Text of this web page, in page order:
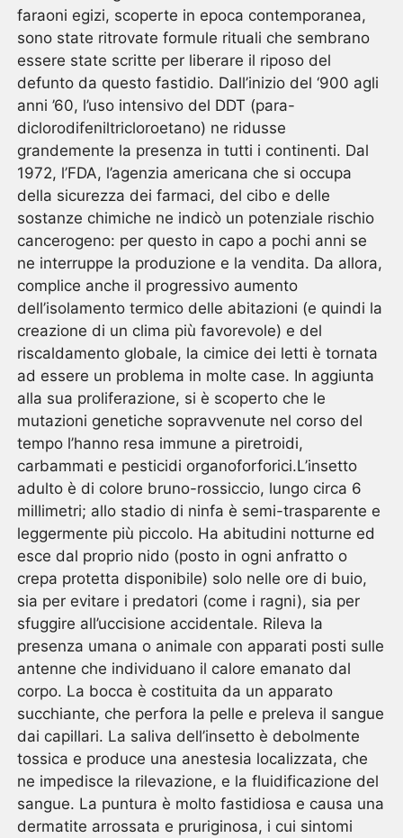
faraoni egizi, scoperte in epoca contemporanea,
sono state ritrovate formule rituali che sembrano
essere state scritte per liberare il riposo del
defunto da questo fastidio. Dall’inizio del ‘900 agli
anni ’60, l’uso intensivo del DDT (para-
diclorodifeniltricloroetano) ne ridusse
grandemente la presenza in tutti i continenti. Dal
1972, l’FDA, l’agenzia americana che si occupa
della sicurezza dei farmaci, del cibo e delle
sostanze chimiche ne indicò un potenziale rischio
cancerogeno: per questo in capo a pochi anni se
ne interruppe la produzione e la vendita. Da allora,
complice anche il progressivo aumento
dell’isolamento termico delle abitazioni (e quindi la
creazione di un clima più favorevole) e del
riscaldamento globale, la cimice dei letti è tornata
ad essere un problema in molte case. In aggiunta
alla sua proliferazione, si è scoperto che le
mutazioni genetiche sopravvenute nel corso del
tempo l’hanno resa immune a piretroidi,
carbammati e pesticidi organoforforici.L’insetto
adulto è di colore bruno-rossiccio, lungo circa 6
millimetri; allo stadio di ninfa è semi-trasparente e
leggermente più piccolo. Ha abitudini notturne ed
esce dal proprio nido (posto in ogni anfratto o
crepa protetta disponibile) solo nelle ore di buio,
sia per evitare i predatori (come i ragni), sia per
sfuggire all’uccisione accidentale. Rileva la
presenza umana o animale con apparati posti sulle
antenne che individuano il calore emanato dal
corpo. La bocca è costituita da un apparato
succhiante, che perfora la pelle e preleva il sangue
dai capillari. La saliva dell’insetto è debolmente
tossica e produce una anestesia localizzata, che
ne impedisce la rilevazione, e la fluidificazione del
sangue. La puntura è molto fastidiosa e causa una
dermatite arrossata e pruriginosa, i cui sintomi